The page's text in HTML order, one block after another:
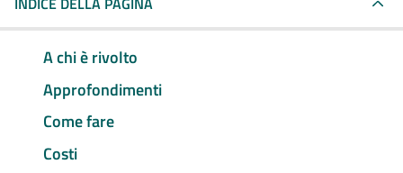
A chi è rivolto
Approfondimenti
Come fare
Costi